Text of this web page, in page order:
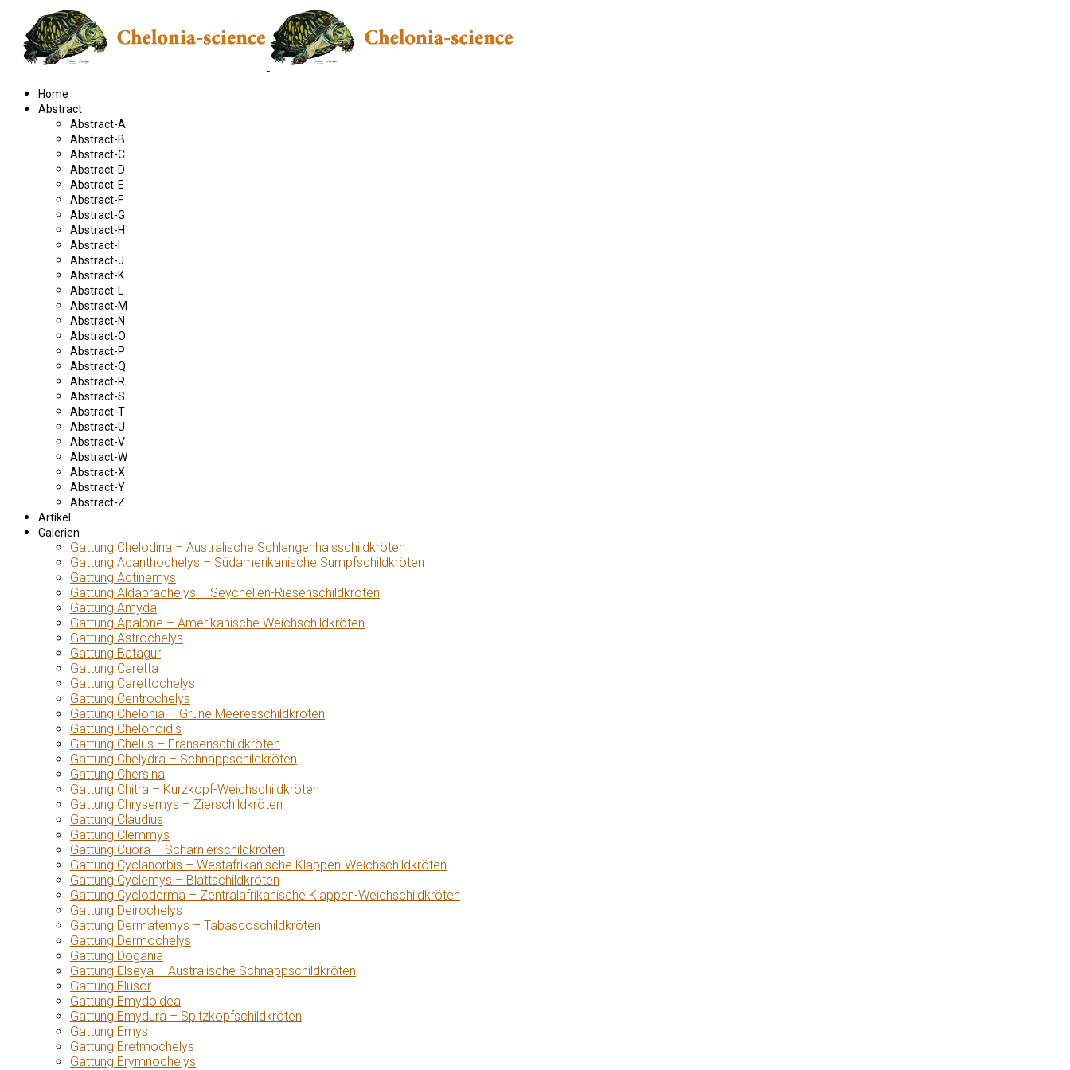
Home
Abstract
Abstract-A
Abstract-B
Abstract-C
Abstract-D
Abstract-E
Abstract-F
Abstract-G
Abstract-H
Abstract-I
Abstract-J
Abstract-K
Abstract-L
Abstract-M
Abstract-N
Abstract-O
Abstract-P
Abstract-Q
Abstract-R
Abstract-S
Abstract-T
Abstract-U
Abstract-V
Abstract-W
Abstract-X
Abstract-Y
Abstract-Z
Artikel
Galerien
Gattung Chelodina – Australische Schlangenhalsschildkröten
Gattung Acanthochelys – Südamerikanische Sumpfschildkröten
Gattung Actinemys
Gattung Aldabrachelys – Seychellen-Riesenschildkröten
Gattung Amyda
Gattung Apalone – Amerikanische Weichschildkröten
Gattung Astrochelys
Gattung Batagur
Gattung Caretta
Gattung Carettochelys
Gattung Centrochelys
Gattung Chelonia – Grüne Meeresschildkröten
Gattung Chelonoidis
Gattung Chelus – Fransenschildkröten
Gattung Chelydra – Schnappschildkröten
Gattung Chersina
Gattung Chitra – Kurzkopf-Weichschildkröten
Gattung Chrysemys – Zierschildkröten
Gattung Claudius
Gattung Clemmys
Gattung Cuora – Scharnierschildkröten
Gattung Cyclanorbis – Westafrikanische Klappen-Weichschildkröten
Gattung Cyclemys – Blattschildkröten
Gattung Cycloderma – Zentralafrikanische Klappen-Weichschildkröten
Gattung Deirochelys
Gattung Dermatemys – Tabascoschildkröten
Gattung Dermochelys
Gattung Dogania
Gattung Elseya – Australische Schnappschildkröten
Gattung Elusor
Gattung Emydoidea
Gattung Emydura – Spitzkopfschildkröten
Gattung Emys
Gattung Eretmochelys
Gattung Erymnochelys